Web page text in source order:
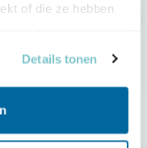
of die ze hebben
Details tonen